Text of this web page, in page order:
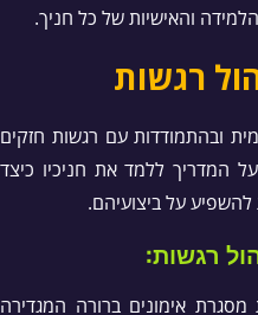
והאישיות של כל חניך.
רגשות
ובהתמודדות עם רגשות חזקים
המדריך ללמד את חניכיו כיצד
על ביצועיהם.
רגשות:
מסגרת אימונים ברורה המגדירה